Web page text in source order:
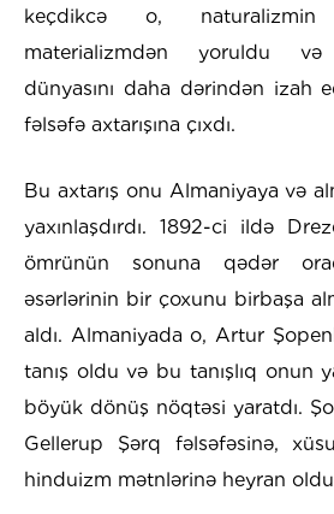
keçdikcə o,
materializmdən yoruldu və
dünyasını daha dərindən izah
fəlsəfə axtarışına çıxdı.
Bu axtarış onu Almaniyaya və
yaxınlaşdırdı. 1892-ci ildə
ömrünün sonuna qədər
əsərlərinin bir çoxunu birbaşa
aldı. Almaniyada o, Artur
tanış oldu və bu tanışlıq onun
böyük dönüş nöqtəsi yaratdı.
Gellerup Şərq fəlsəfəsinə,
hinduizm mətnlərinə heyran